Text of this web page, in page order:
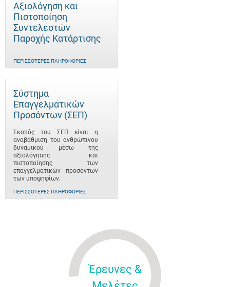
Αξιολόγηση και
Πιστοποίηση
Συντελεστών
Παροχής Κατάρτισης
ΠΕΡΙΣΣΌΤΕΡΕΣ ΠΛΗΡΟΦΟΡΊΕΣ
Σύστημα
Επαγγελματικών
Προσόντων (ΣΕΠ)
Σκοπός του ΣΕΠ είναι η
αναβάθμιση του ανθρώπινου
δυναμικού μέσω της
αξιολόγησης και
πιστοποίησης των
επαγγελματικών προσόντων
των υποψηφίων.
ΠΕΡΙΣΣΌΤΕΡΕΣ ΠΛΗΡΟΦΟΡΊΕΣ
Έρευνες &